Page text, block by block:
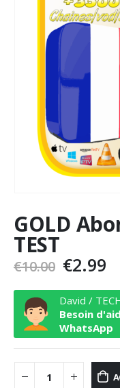
GOLD
TEST
€10.00 Le
initial
était :
€2.99
David /
Besoin
WhatsApp